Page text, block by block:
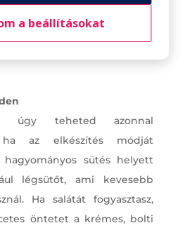
úgy teheted azonnal
ha az elkészítés módját
sütés helyett
légsütőt, ami kevesebb
Ha salátát fogyasztasz,
öntetet a krémes, bolti
a beállításokat